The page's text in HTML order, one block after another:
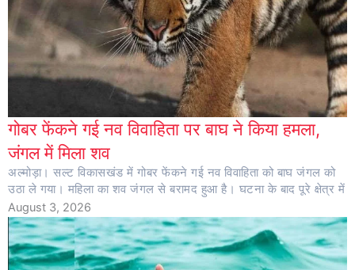
गोबर फेंकने गई नव विवाहिता पर बाघ ने किया हमला,
जंगल में मिला शव
अल्मोड़ा। सल्ट विकासखंड में गोबर फेंकने गई नव विवाहिता को बाघ जंगल को
उठा ले गया। महिला का शव जंगल से बरामद हुआ है। घटना के बाद पूरे क्षेत्र में
August 3, 2026